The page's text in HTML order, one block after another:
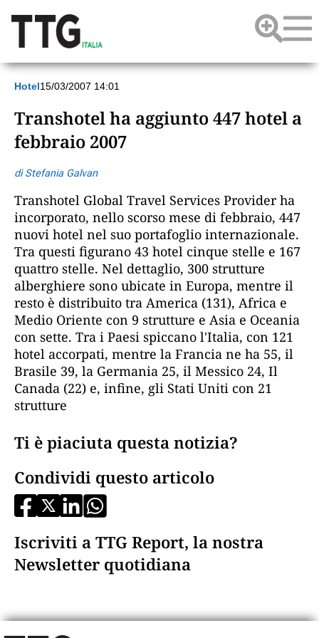
Hotel15/03/2007 14:01
Transhotel ha aggiunto 447 hotel a
febbraio 2007
di Stefania Galvan
Transhotel Global Travel Services Provider ha
incorporato, nello scorso mese di febbraio, 447
nuovi hotel nel suo portafoglio internazionale.
Tra questi figurano 43 hotel cinque stelle e 167
quattro stelle. Nel dettaglio, 300 strutture
alberghiere sono ubicate in Europa, mentre il
resto è distribuito tra America (131), Africa e
Medio Oriente con 9 strutture e Asia e Oceania
con sette. Tra i Paesi spiccano l'Italia, con 121
hotel accorpati, mentre la Francia ne ha 55, il
Brasile 39, la Germania 25, il Messico 24, Il
Canada (22) e, infine, gli Stati Uniti con 21
strutture
Ti è piaciuta questa notizia?
Condividi questo articolo
Iscriviti a TTG Report, la nostra
Newsletter quotidiana